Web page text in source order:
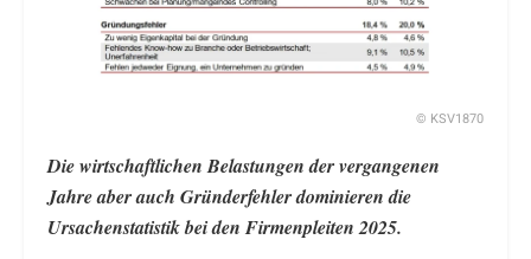
© KSV1870
Die wirtschaftlichen Belastungen der vergangenen
Jahre aber auch Gründerfehler dominieren die
Ursachenstatistik bei den Firmenpleiten 2025.